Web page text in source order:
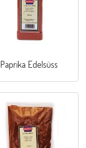
Paprika Edelsüss